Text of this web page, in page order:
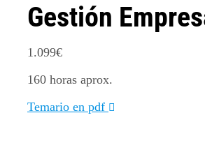
Gestión
1.099€
160 horas aprox.
Temario en pdf